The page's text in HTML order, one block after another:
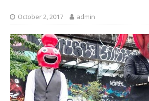
October 2, 2017 admin